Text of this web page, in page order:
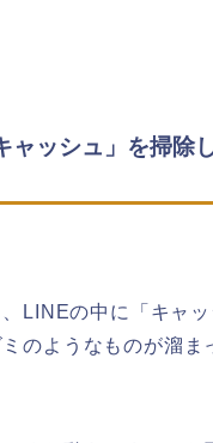
ャッシュ」を掃除
LINEの中に「キャッ
のようなものが溜ま